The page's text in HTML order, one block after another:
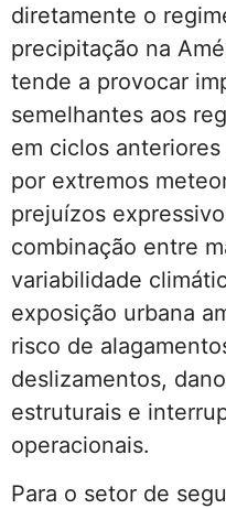
diretamente o
precipitação na
tende a provocar
semelhantes aos
em ciclos anteriores
por extremos
prejuízos
combinação entre
variabilidade
exposição urbana
risco de
deslizamentos,
estruturais e
operacionais.
Para o setor de